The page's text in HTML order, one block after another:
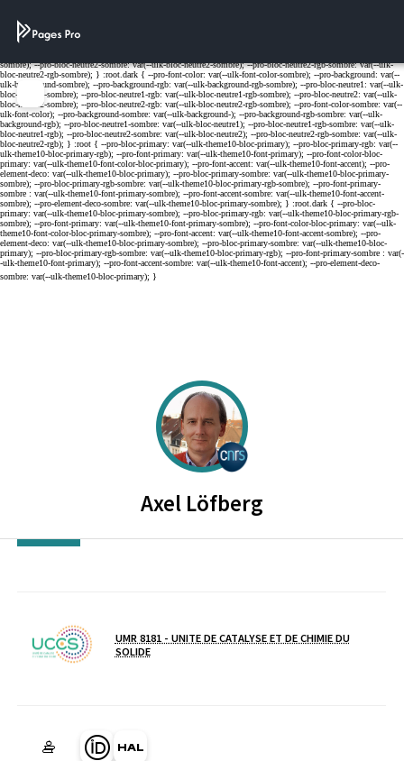
Menu
CENTRE NATIONAL DE LA
Axel Löfberg
UMR 8181 - UNITE DE CATALYSE ET DE CHIMIE DU
SOLIDE
Page Orcid du membre (Ouverture dans une nouvelle fenêtre)
HAL axel-lofberg (Ouverture dans une nouvelle fenêtre)